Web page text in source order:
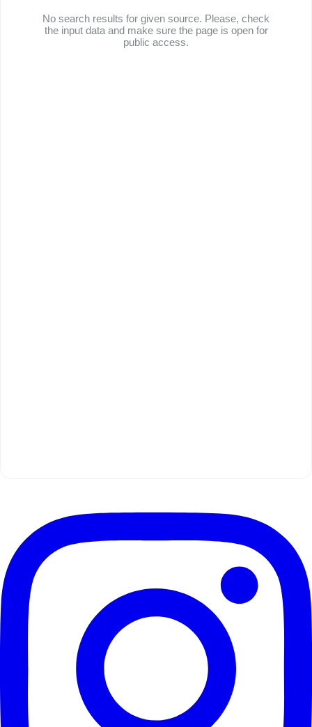
No search results for given source. Please, check
the input data and make sure the page is open for
public access.